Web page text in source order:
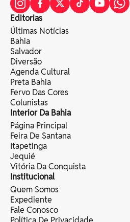
Editorias
Últimas Notícias
Bahia
Salvador
Diversão
Agenda Cultural
Preta Bahia
Fervo Das Cores
Colunistas
Interior Da Bahia
Página Principal
Feira De Santana
Itapetinga
Jequié
Vitória Da Conquista
Institucional
Quem Somos
Expediente
Fale Conosco